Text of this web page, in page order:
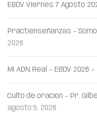
EBDV Viernes 7 Agosto
Practienseñanzas –
2026
Mi ADN Real – EBDV 2026
Culto de oración – Pr.
agosto 5, 2026